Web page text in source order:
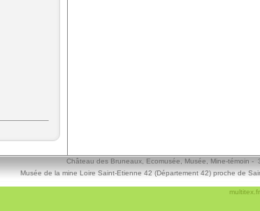
Château des Bruneaux, Ecomusée, Musée, Mine-témoin
Musée de la mine Loire Saint-Etienne 42 (Département 42) proche de
multitex.fr